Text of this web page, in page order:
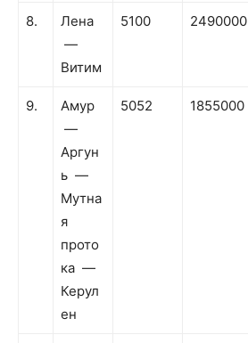
8.
Лена
—
Витим
5100 2490000
9.
Амур
—
Аргун
ь —
Мутна
я
прото
ка —
Керул
ен
5052 1855000